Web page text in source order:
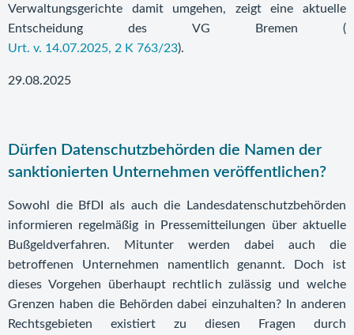
Verwaltungsgerichte damit umgehen, zeigt eine aktuelle
Entscheidung des VG Bremen (
Urt. v. 14.07.2025, 2 K 763/23).
29.08.2025
Dürfen Datenschutzbehörden die Namen der
sanktionierten Unternehmen veröffentlichen?
Sowohl die BfDI als auch die Landesdatenschutzbehörden
informieren regelmäßig in Pressemitteilungen über aktuelle
Bußgeldverfahren. Mitunter werden dabei auch die
betroffenen Unternehmen namentlich genannt. Doch ist
dieses Vorgehen überhaupt rechtlich zulässig und welche
Grenzen haben die Behörden dabei einzuhalten? In anderen
Rechtsgebieten existiert zu diesen Fragen durch